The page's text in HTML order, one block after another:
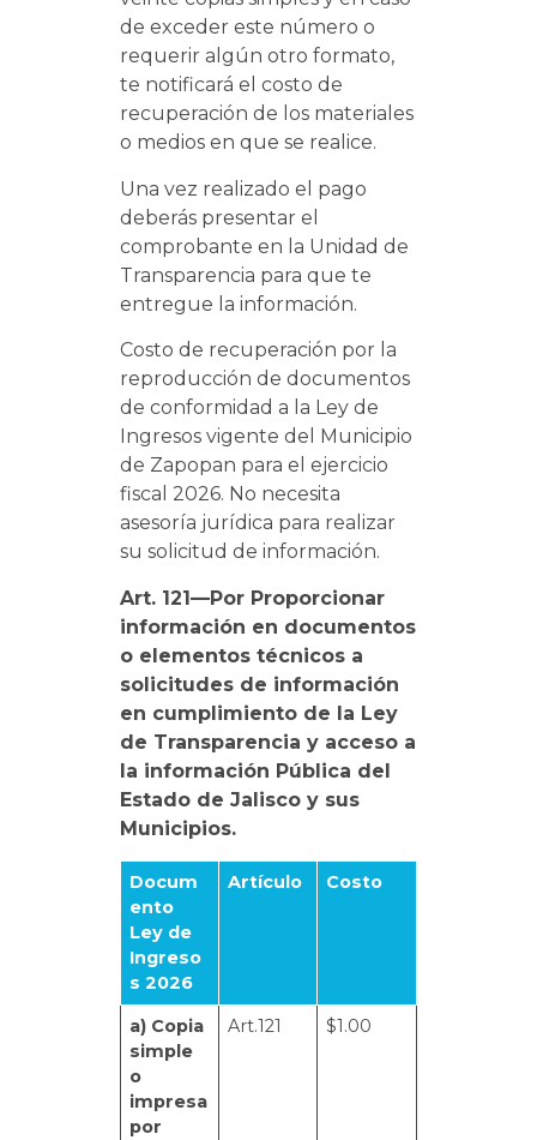
de exceder este número o
requerir algún otro formato,
te notificará el costo de
recuperación de los materiales
o medios en que se realice.
Una vez realizado el pago
deberás presentar el
comprobante en la Unidad de
Transparencia para que te
entregue la información.
Costo de recuperación por la
reproducción de documentos
de conformidad a la Ley de
Ingresos vigente del Municipio
de Zapopan para el ejercicio
fiscal 2026. No necesita
asesoría jurídica para realizar
su solicitud de información.
Art. 121—Por Proporcionar
información en documentos
o elementos técnicos a
solicitudes de información
en cumplimiento de la Ley
de Transparencia y acceso a
la información Pública del
Estado de Jalisco y sus
Municipios.
Docum
ento
Ley de
Ingreso
s 2026
Artículo Costo
a) Copia
simple
o
impresa
por
Art.121 $1.00